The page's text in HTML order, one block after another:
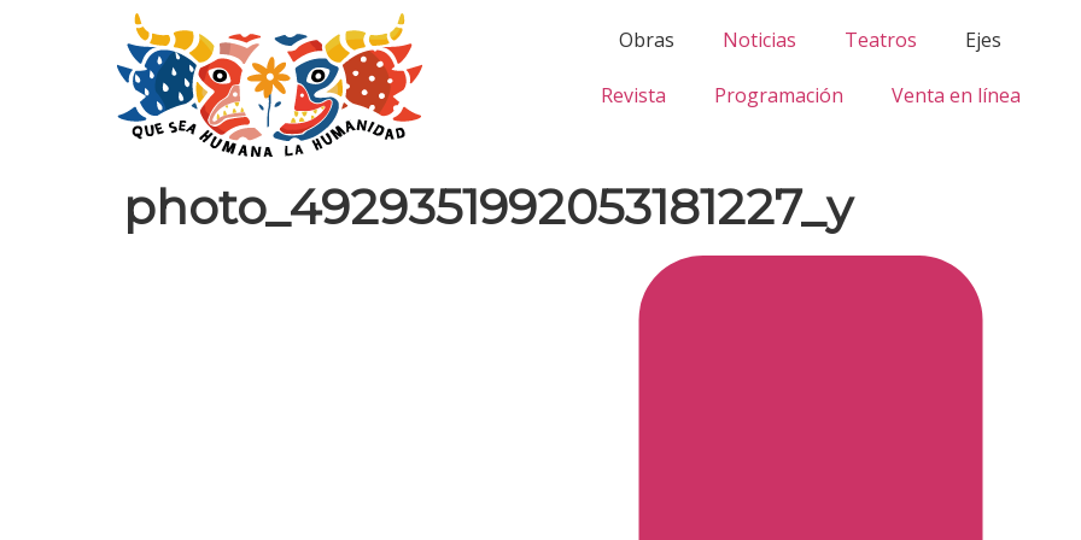
Obras Noticias Teatros Ejes
Revista Programación Venta en línea
photo_4929351992053181227_y